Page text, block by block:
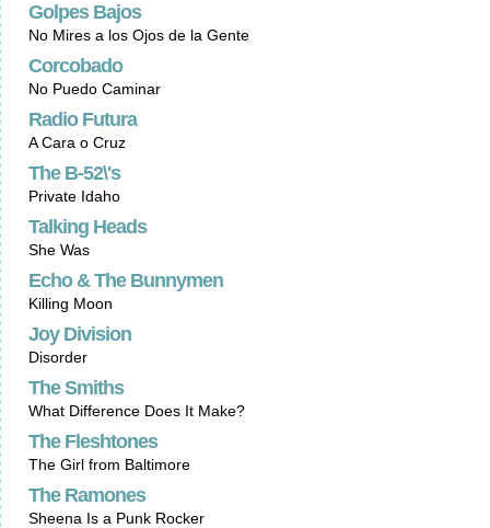
Golpes Bajos
No Mires a los Ojos de la Gente
Corcobado
No Puedo Caminar
Radio Futura
A Cara o Cruz
The B-52\'s
Private Idaho
Talking Heads
She Was
Echo & The Bunnymen
Killing Moon
Joy Division
Disorder
The Smiths
What Difference Does It Make?
The Fleshtones
The Girl from Baltimore
The Ramones
Sheena Is a Punk Rocker